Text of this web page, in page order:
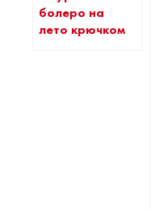
болеро на
лето крючком